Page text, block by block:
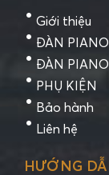
Giới thiệu
ĐÀN
ĐÀN
PHỤ KIỆN
Bảo hành
Liên hệ
HƯỚNG